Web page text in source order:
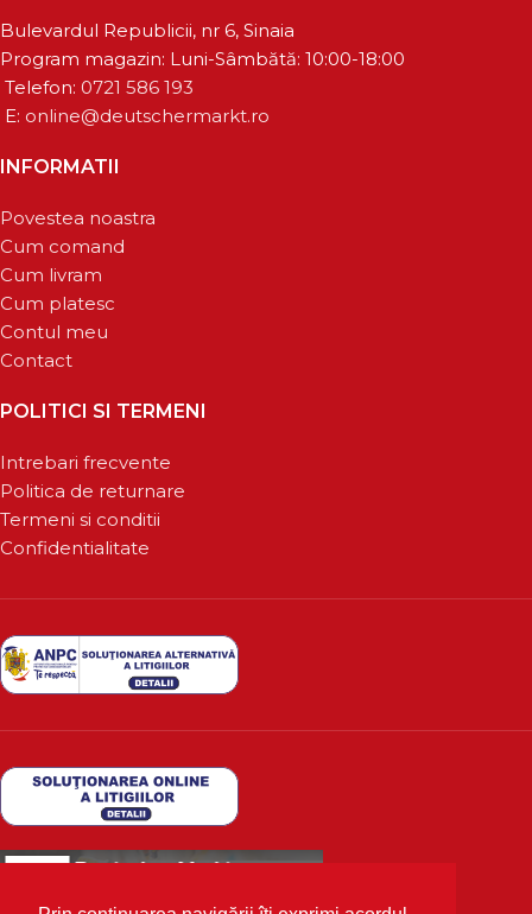
Bulevardul Republicii, nr 6, Sinaia
Program magazin: Luni-Sâmbătă: 10:00-18:00
Telefon: 0721 586 193
E: online@deutschermarkt.ro
INFORMATII
Povestea noastra
Cum comand
Cum livram
Cum platesc
Contul meu
Contact
POLITICI SI TERMENI
Intrebari frecvente
Politica de returnare
Termeni si conditii
Confidentialitate